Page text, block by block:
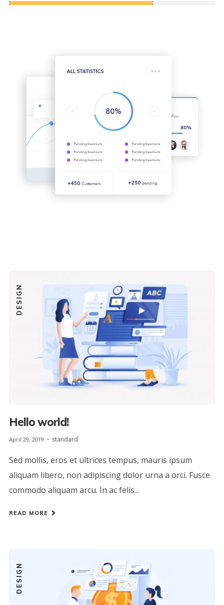
DESIGN
Hello world!
April 29, 2019 standard
Sed mollis, eros et ultrices tempus, mauris ipsum
aliquam libero, non adipiscing dolor urna a orci. Fusce
commodo aliquam arcu. In ac felis...
READ MORE
DESIGN